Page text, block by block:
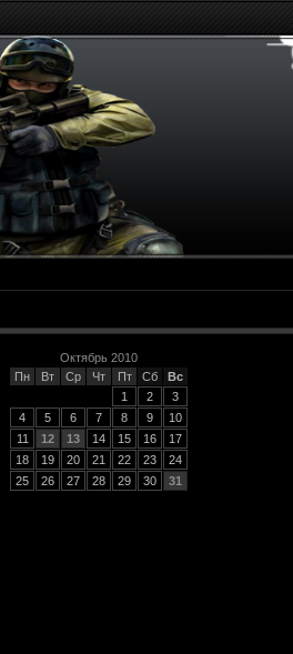
Октябрь 2010
Пн
Вт Ср Чт Пт Сб
Вс
1
2
3
4
5 6 7 8 9
10
11
12 13 14 15 16
17
18
19 20 21 22 23
24
25
26 27 28 29 30
31